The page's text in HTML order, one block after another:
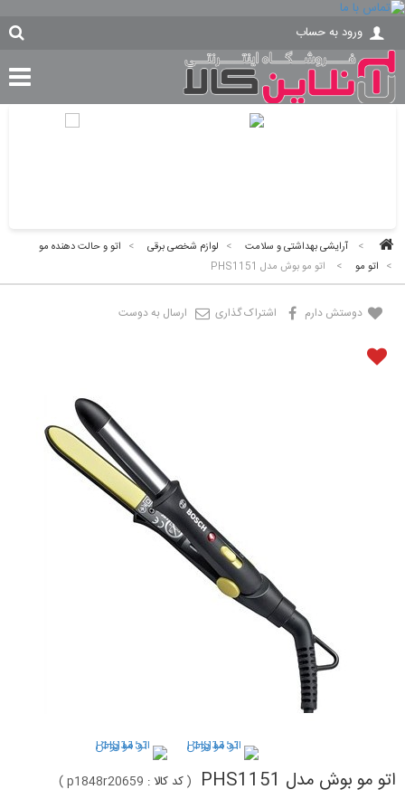
ورود به حساب
> آرایشی بهداشتی و سلامت > لوازم شخصی برقی > اتو و حالت دهنده مو
> اتو مو > اتو مو بوش مدل PHS1151
دوستش دارم اشتراک گذاری ارسال به دوست
اتو مو بوش مدل PHS1151 (کد کالا : p1848r20659
)